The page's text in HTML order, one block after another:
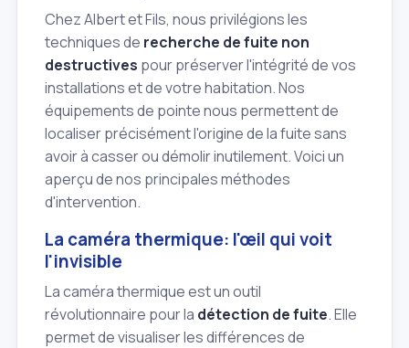
Chez Albert et Fils, nous privilégions les
techniques de recherche de fuite non
destructives pour préserver l'intégrité de vos
installations et de votre habitation. Nos
équipements de pointe nous permettent de
localiser précisément l'origine de la fuite sans
avoir à casser ou démolir inutilement. Voici un
aperçu de nos principales méthodes
d'intervention.
La caméra thermique: l'œil qui voit
l'invisible
La caméra thermique est un outil
révolutionnaire pour la détection de fuite. Elle
permet de visualiser les différences de